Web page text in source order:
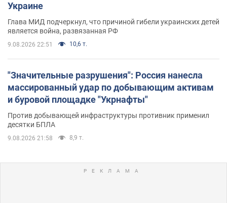
Украине
Глава МИД подчеркнул, что причиной гибели украинских детей
является война, развязанная РФ
9.08.2026 22:51 10,6 т.
"Значительные разрушения": Россия нанесла
массированный удар по добывающим активам
и буровой площадке "Укрнафты"
Против добывающей инфраструктуры противник применил
десятки БПЛА
9.08.2026 21:58 8,9 т.